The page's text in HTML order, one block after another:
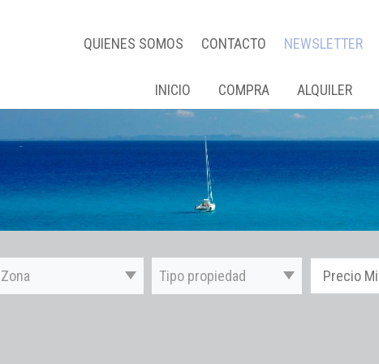
QUIENES SOMOS CONTACTO NEWSLETTER
INICIO COMPRA ALQUILER
Zona Tipo propiedad